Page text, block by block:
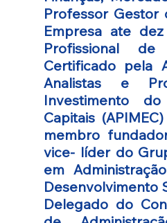
Professor Gestor
Empresa ate
Profissional de
Certificado pela
Analistas e
Investimento
Capitais
membro
vice- líder do
em
Desenvolvimento
Delegado do